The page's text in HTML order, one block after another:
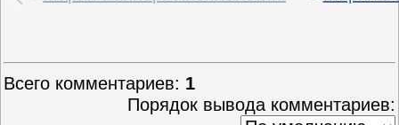
Всего комментариев: 1
Порядок вывода комментариев: